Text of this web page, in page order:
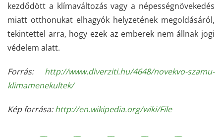
kezdődött a klímaváltozás vagy a népességnövekedés
miatt otthonukat elhagyók helyzetének megoldásáról,
tekintettel arra, hogy ezek az emberek nem állnak jogi
védelem alatt.
Forrás: http://www.diverziti.hu/4648/novekvo-szamu-
klimamenekultek/
Kép forrása:http://en.wikipedia.org/wiki/File